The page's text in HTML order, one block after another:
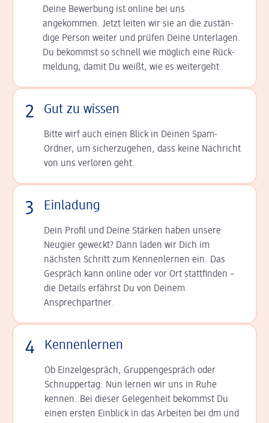
Deine Bewerbung ist online bei uns
angekommen. Jetzt leiten wir sie an die zu­stän­
dige Person weiter und prüfen Deine Unterlagen.
Du bekommst so schnell wie möglich eine Rück­
meldung, damit Du weißt, wie es weitergeht.
2 Gut zu wissen
Bitte wirf auch einen Blick in Deinen Spam-
Ordner, um sicherzugehen, dass keine Nachricht
von uns verloren geht.
3 Einladung
Dein Profil und Deine Stär­ken haben unsere
Neugier geweckt? Dann laden wir Dich im
nächsten Schritt zum Kennen­lernen ein. Das
Gespräch kann online oder vor Ort statt­finden –
die Details er­fährst Du von Deinem
Ansprechpartner.
4 Kennenlernen
Ob Einzelgespräch, Grup­pen­gespräch oder
Schnup­per­tag: Nun lernen wir uns in Ruhe
kennen. Bei dieser Gelegenheit bekommst Du
einen ersten Einblick in das Arbeiten bei dm und